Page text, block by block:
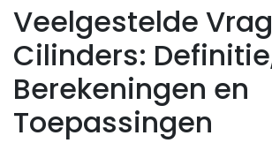
Veelgestelde
Cilinders:
Berekeningen en
Toepassingen